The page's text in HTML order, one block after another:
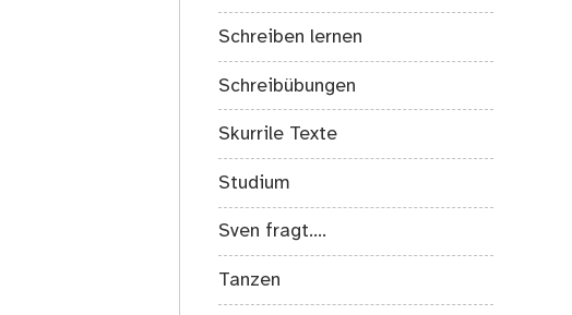
Schreiben lernen
Schreibübungen
Skurrile Texte
Studium
Sven fragt….
Tanzen